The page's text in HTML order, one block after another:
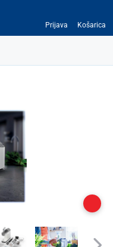
Prijava Košarica